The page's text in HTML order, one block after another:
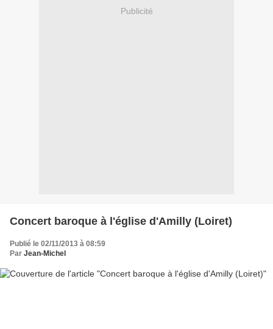
Publicité
Concert baroque à l'église d'Amilly (Loiret)
Publié le 02/11/2013 à 08:59
Par Jean-Michel